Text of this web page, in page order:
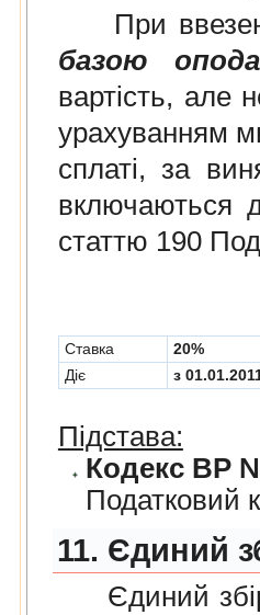
При
базою
вартість, але
урахуванням
сплаті, за
включаються
статтю 190
Cтавка
20%
Діє
з
Підстава:
Кодекс ВР №
Податковий
11. Єдиний
Єдиний збiр